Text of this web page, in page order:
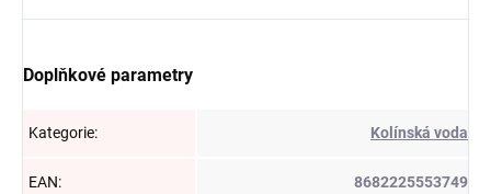
Doplňkové parametry
Kategorie: Kolínská voda
EAN: 8682225553749